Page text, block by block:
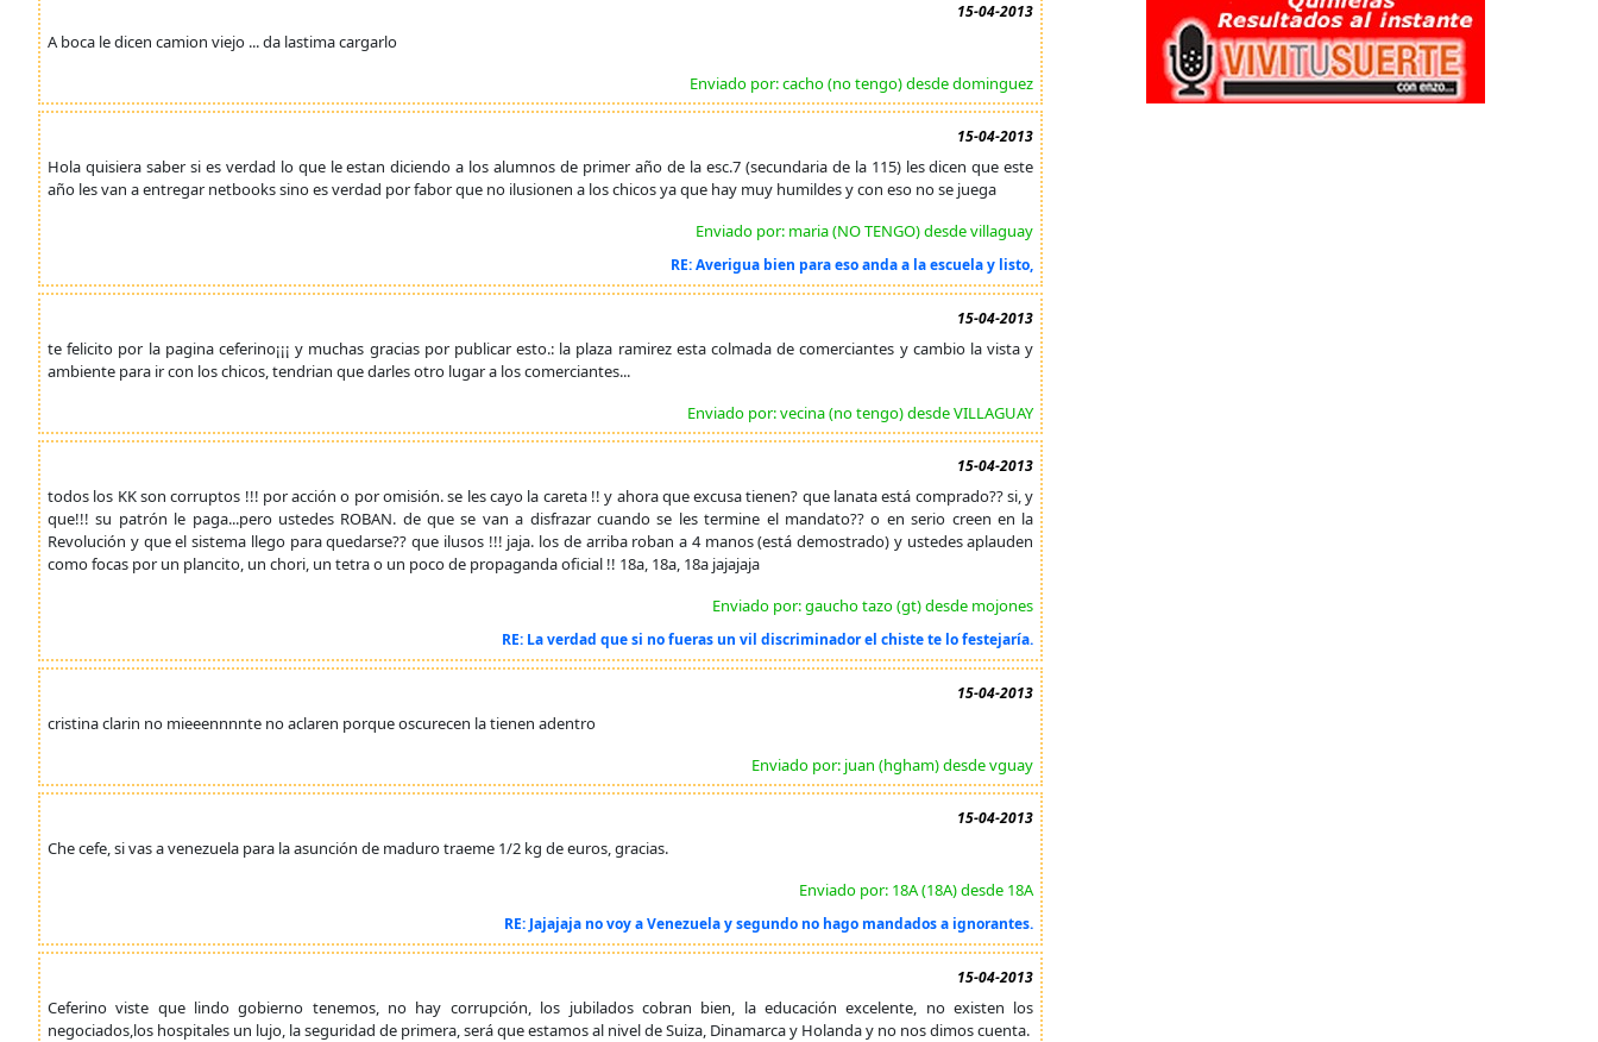
15-04-2013
A boca le dicen camion viejo ... da lastima cargarlo
Enviado por: cacho (no tengo) desde dominguez
15-04-2013
Hola quisiera saber si es verdad lo que le estan diciendo a los alumnos de primer año de la esc.7 (secundaria de la 115) les dicen que este
año les van a entregar netbooks sino es verdad por fabor que no ilusionen a los chicos ya que hay muy humildes y con eso no se juega
Enviado por: maria (NO TENGO) desde villaguay
RE: Averigua bien para eso anda a la escuela y listo,
15-04-2013
te felicito por la pagina ceferino¡¡¡ y muchas gracias por publicar esto.: la plaza ramirez esta colmada de comerciantes y cambio la vista y
ambiente para ir con los chicos, tendrian que darles otro lugar a los comerciantes...
Enviado por: vecina (no tengo) desde VILLAGUAY
15-04-2013
todos los KK son corruptos !!! por acción o por omisión. se les cayo la careta !! y ahora que excusa tienen? que lanata está comprado?? si, y
que!!! su patrón le paga...pero ustedes ROBAN. de que se van a disfrazar cuando se les termine el mandato?? o en serio creen en la
Revolución y que el sistema llego para quedarse?? que ilusos !!! jaja. los de arriba roban a 4 manos (está demostrado) y ustedes aplauden
como focas por un plancito, un chori, un tetra o un poco de propaganda oficial !! 18a, 18a, 18a jajajaja
Enviado por: gaucho tazo (gt) desde mojones
RE: La verdad que si no fueras un vil discriminador el chiste te lo festejaría.
15-04-2013
cristina clarin no mieeennnnte no aclaren porque oscurecen la tienen adentro
Enviado por: juan (hgham) desde vguay
15-04-2013
Che cefe, si vas a venezuela para la asunción de maduro traeme 1/2 kg de euros, gracias.
Enviado por: 18A (18A) desde 18A
RE: Jajajaja no voy a Venezuela y segundo no hago mandados a ignorantes.
15-04-2013
Ceferino viste que lindo gobierno tenemos, no hay corrupción, los jubilados cobran bien, la educación excelente, no existen los
negociados,los hospitales un lujo, la seguridad de primera, será que estamos al nivel de Suiza, Dinamarca y Holanda y no nos dimos cuenta.